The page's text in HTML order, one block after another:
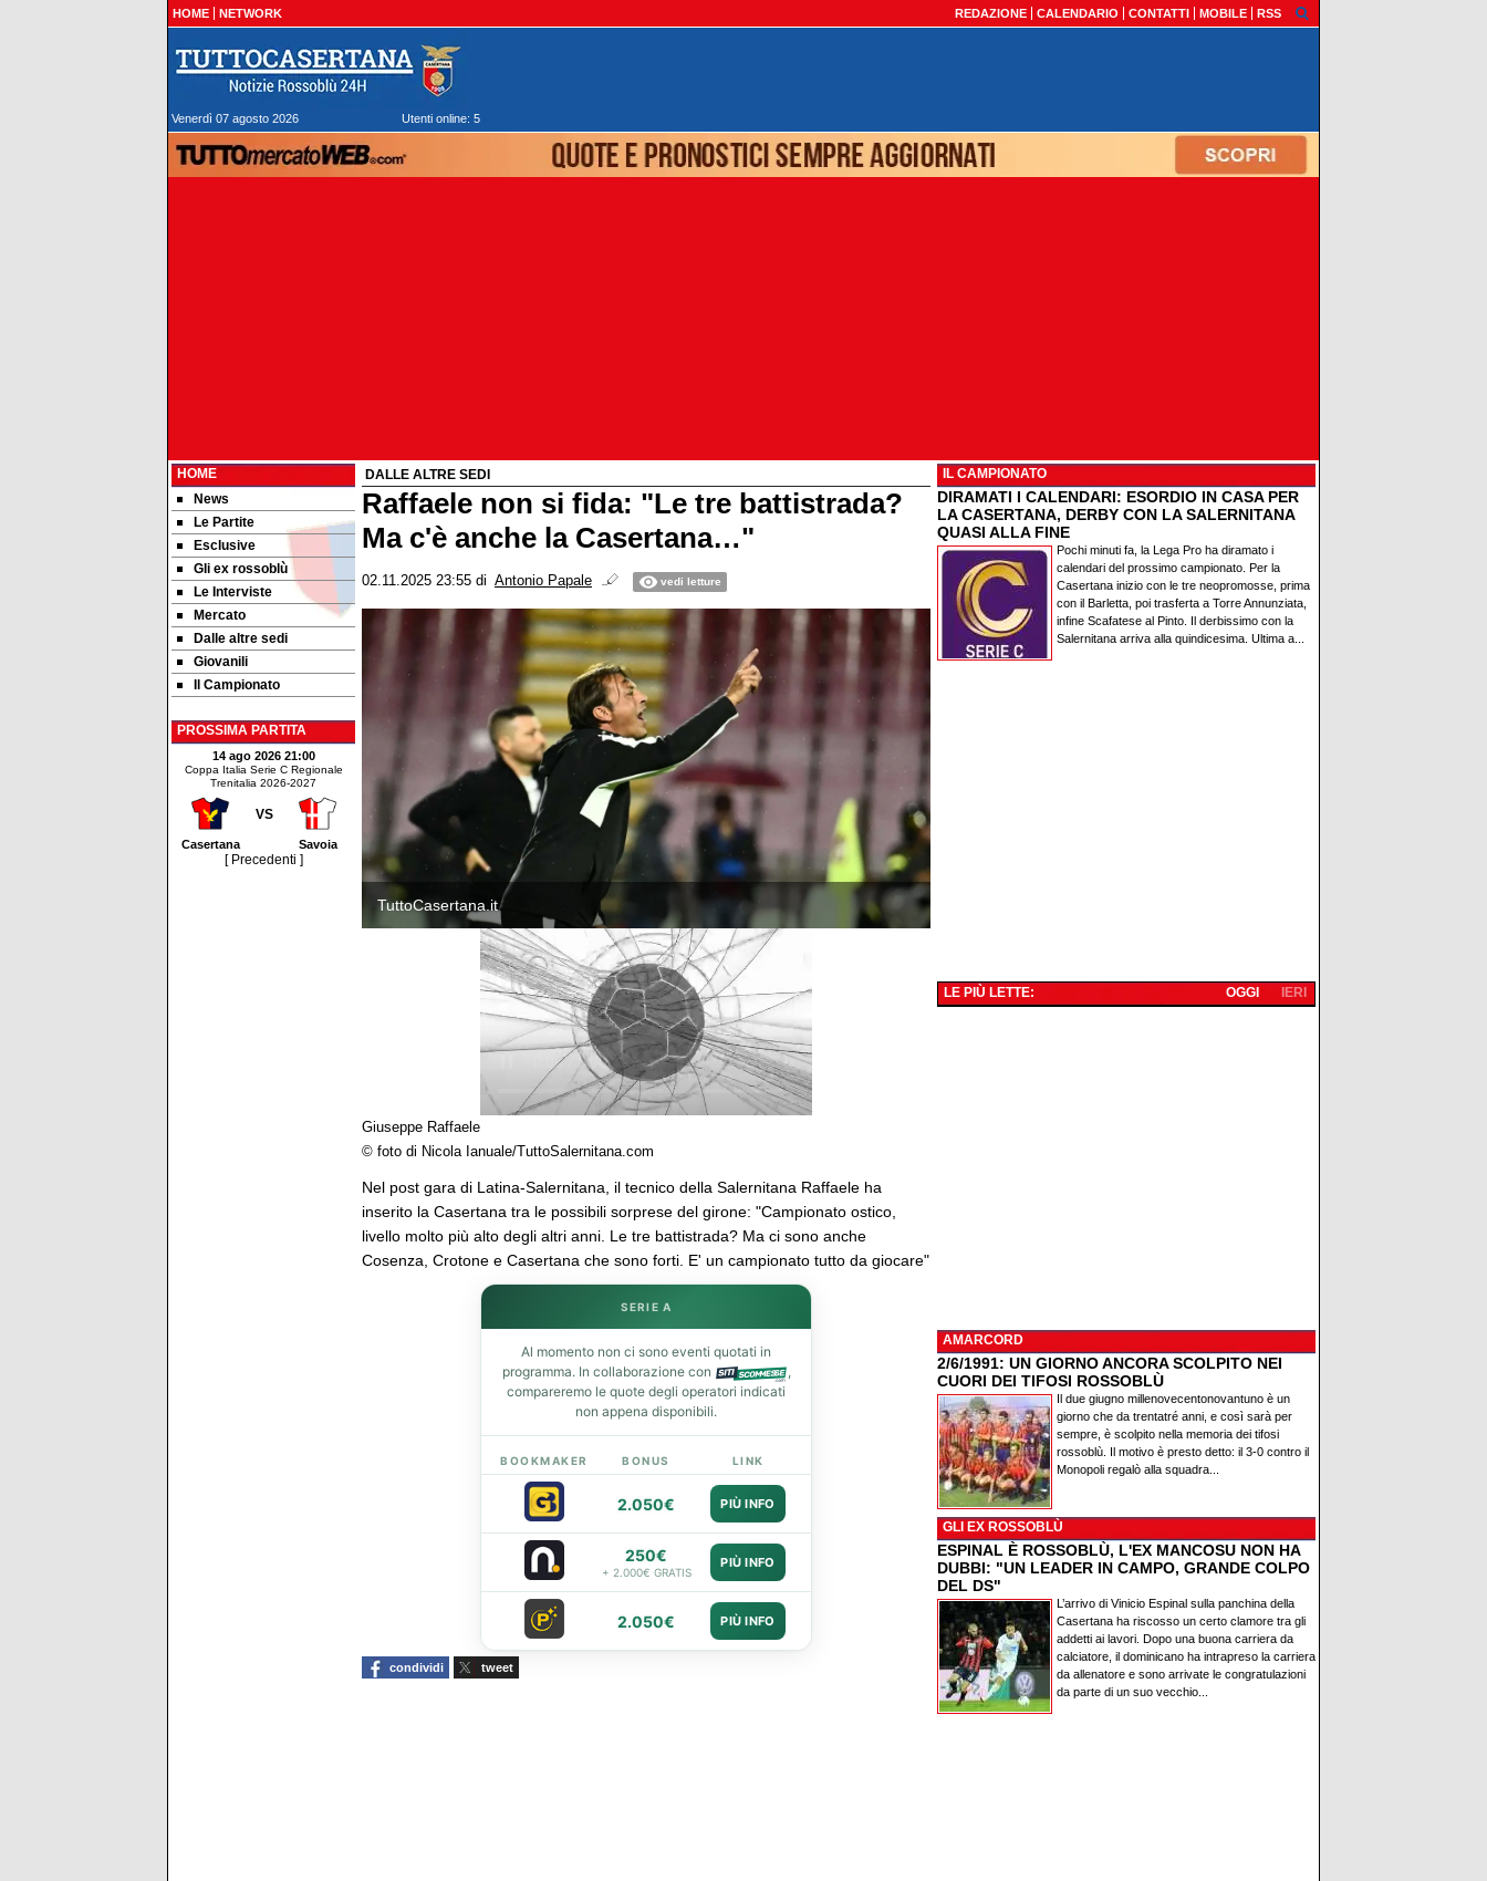
HOME NETWORK REDAZIONE CALENDARIO CONTATTI MOBILE RSS
Venerdì 07 agosto 2026 Utenti online: 5
HOME
News
Le Partite
Esclusive
Gli ex rossoblù
Le Interviste
Mercato
Dalle altre sedi
Giovanili
Il Campionato
PROSSIMA PARTITA
14 ago 2026 21:00
Coppa Italia Serie C Regionale
Trenitalia 2026-2027
VS
Casertana Savoia
[ Precedenti ]
DALLE ALTRE SEDI
Raffaele non si fida: "Le tre battistrada?
Ma c'è anche la Casertana…"
02.11.2025 23:55 di Antonio Papale vedi letture
TuttoCasertana.it
Giuseppe Raffaele
© foto di Nicola Ianuale/TuttoSalernitana.com
Nel post gara di Latina-Salernitana, il tecnico della Salernitana Raffaele ha
inserito la Casertana tra le possibili sorprese del girone: "Campionato ostico,
livello molto più alto degli altri anni. Le tre battistrada? Ma ci sono anche
Cosenza, Crotone e Casertana che sono forti. E' un campionato tutto da giocare"
SERIE A
Al momento non ci sono eventi quotati in
programma. In collaborazione con
,
compareremo le quote degli operatori indicati
non appena disponibili.
BOOKMAKER BONUS LINK
2.050€ PIÙ INFO
250€
+ 2.000€ GRATIS
PIÙ INFO
2.050€ PIÙ INFO
condividi tweet
IL CAMPIONATO
DIRAMATI I CALENDARI: ESORDIO IN CASA PER
LA CASERTANA, DERBY CON LA SALERNITANA
QUASI ALLA FINE
Pochi minuti fa, la Lega Pro ha diramato i
calendari del prossimo campionato. Per la
Casertana inizio con le tre neopromosse, prima
con il Barletta, poi trasferta a Torre Annunziata,
infine Scafatese al Pinto. Il derbissimo con la
Salernitana arriva alla quindicesima. Ultima a...
LE PIÙ LETTE: IERI
OGGI
AMARCORD
2/6/1991: UN GIORNO ANCORA SCOLPITO NEI
CUORI DEI TIFOSI ROSSOBLÙ
Il due giugno millenovecentonovantuno è un
giorno che da trentatré anni, e così sarà per
sempre, è scolpito nella memoria dei tifosi
rossoblù. Il motivo è presto detto: il 3-0 contro il
Monopoli regalò alla squadra...
GLI EX ROSSOBLÙ
ESPINAL È ROSSOBLÙ, L'EX MANCOSU NON HA
DUBBI: "UN LEADER IN CAMPO, GRANDE COLPO
DEL DS"
L’arrivo di Vinicio Espinal sulla panchina della
Casertana ha riscosso un certo clamore tra gli
addetti ai lavori. Dopo una buona carriera da
calciatore, il dominicano ha intrapreso la carriera
da allenatore e sono arrivate le congratulazioni
da parte di un suo vecchio...